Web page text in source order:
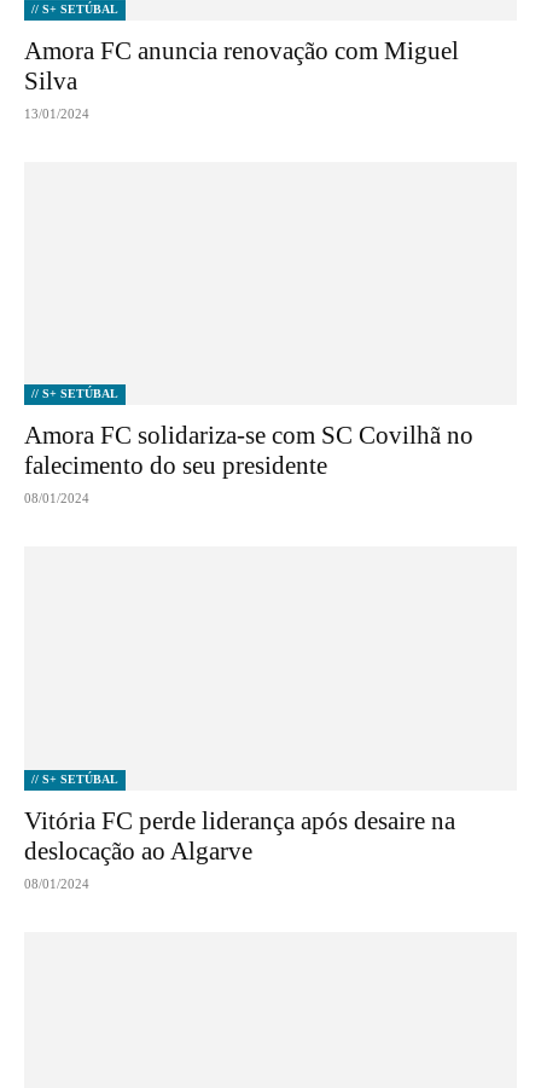
// S+ SETÚBAL
Amora FC anuncia renovação com Miguel
Silva
13/01/2024
// S+ SETÚBAL
Amora FC solidariza-se com SC Covilhã no
falecimento do seu presidente
08/01/2024
// S+ SETÚBAL
Vitória FC perde liderança após desaire na
deslocação ao Algarve
08/01/2024